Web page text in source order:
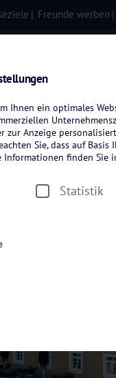
Freunde werben
Ihnen ein optimales
zur Anzeige
Sie, dass auf
Informationen finden Sie
Statistik
Betrieb der Seite
Dienste bei einem